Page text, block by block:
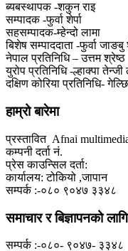
ब्यबस्थापक -शकुन राइ
सम्पादक -फुर्वा शेर्पा
सहसम्पादक-म्हेन्दो लामा
‍बिशेष सम्पाददाता -फुर्वा जा‌ङबु
नेपाल प्रतिनिधि – उत्तम श्रेष्ठ
युरोप प्रतिनिधि -ल्हाक्पा तेन्जी
दक्षिण कोरिया प्रतिनिधि-
हाम्रो बारेमा
प्रस्तावित Afnai
कम्पनी दर्ता नं.
प्रेस काउन्सिल दर्ता:
कार्यालय: टोकियो ,जापान
सम्पर्क :-०८० ९०४७ ३३४८
समाचार र बिज्ञापनको लागि
सम्पर्क :-०८०- ९०४७- ३३४८